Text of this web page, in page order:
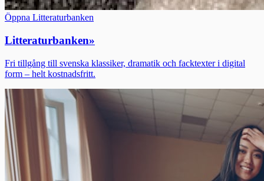
Öppna Litteraturbanken
Litteraturbanken»
Fri tillgång till svenska klassiker, dramatik och facktexter i digital
form – helt kostnadsfritt.